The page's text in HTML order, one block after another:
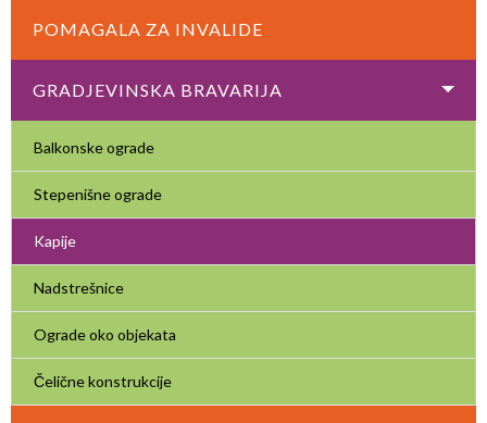
POMAGALA ZA INVALIDE
GRADJEVINSKA BRAVARIJA
Balkonske ograde
Stepenišne ograde
Kapije
Nadstrešnice
Ograde oko objekata
Čelične konstrukcije